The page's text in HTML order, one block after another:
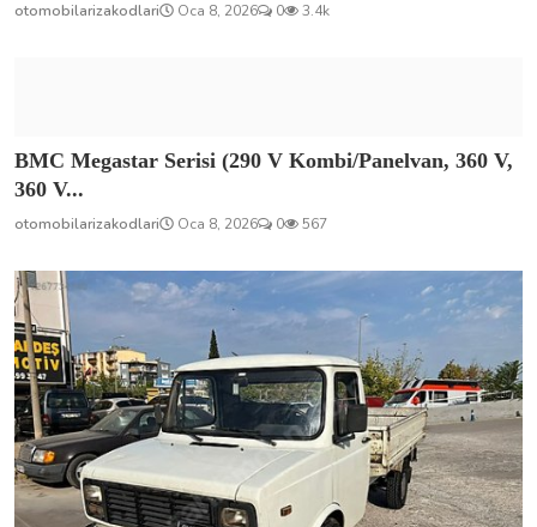
otomobilarizakodlari Oca 8, 2026 0 3.4k
BMC Megastar Serisi (290 V Kombi/Panelvan, 360 V,
360 V...
otomobilarizakodlari Oca 8, 2026 0 567